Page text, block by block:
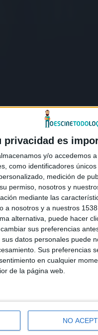
privacidad es
y/o accedemos
como identificadores
medición de
permiso, nosotros y
mediante las
a nosotros y a nuestros
alternativa, puede hacer
sus preferencias
datos personales puede
Sus preferencias
en cualquier
de la página web.
NO